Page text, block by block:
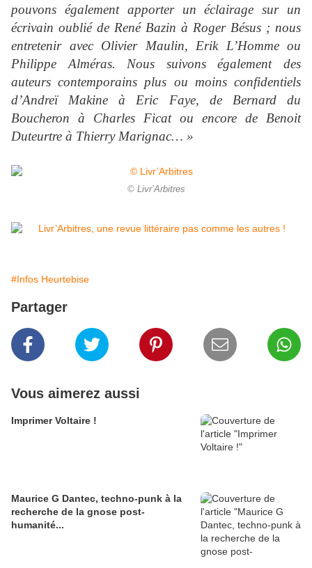
pouvons également apporter un éclairage sur un
écrivain oublié de René Bazin à Roger Bésus ; nous
entretenir avec Olivier Maulin, Erik L’Homme ou
Philippe Alméras. Nous suivons également des
auteurs contemporains plus ou moins confidentiels
d’Andreï Makine à Eric Faye, de Bernard du
Boucheron à Charles Ficat ou encore de Benoit
Duteurtre à Thierry Marignac… »
© Livr’Arbitres
#Infos Heurtebise
Partager
Vous aimerez aussi
Imprimer Voltaire !
Maurice G Dantec, techno-punk à la
recherche de la gnose post-
humanité...